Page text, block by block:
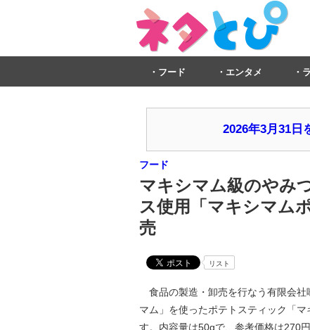
フード エンタメ
2026年3月31日
フード
マキシマム級のやみ
ス使用「マキシマム
売
リスト
食品の製造・卸売を行なう有限会社
マム」を使ったポテトスティック「
す。内容量は50gで、参考価格は270円